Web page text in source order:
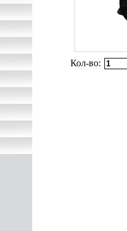
Кол-во: